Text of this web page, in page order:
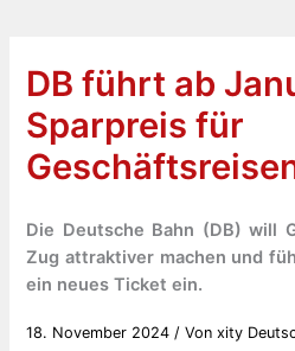
DB führt ab
Sparpreis für
Die Deutsche Bahn (DB) will
Zug attraktiver machen und
ein neues Ticket ein.
18. November 2024 / Vonxity